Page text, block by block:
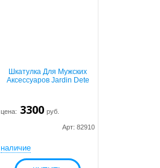
Шкатулка Для Мужских
Аксессуаров Jardin Dete
цена: 3300 руб.
Арт: 82910
наличие